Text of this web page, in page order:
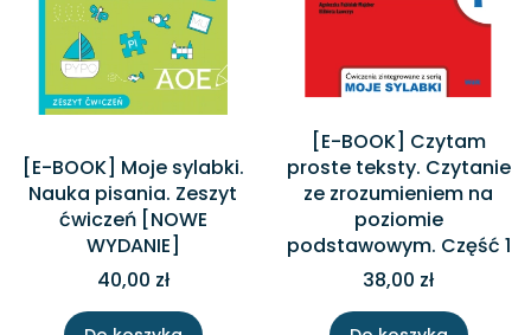
[E-BOOK] Moje sylabki.
Nauka pisania. Zeszyt
ćwiczeń [NOWE
WYDANIE]
40,00 zł
[E-BOOK] Czytam
proste teksty. Czytanie
ze zrozumieniem na
poziomie
podstawowym. Część 1
38,00 zł